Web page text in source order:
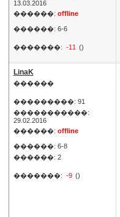
13.03.2016
������: offline
������: 6-6
�������: -11 ()
LinaK
������
���������: 91
�����������:
29.02.2016
������: offline
������: 6-8
������: 2
�������: -9 ()